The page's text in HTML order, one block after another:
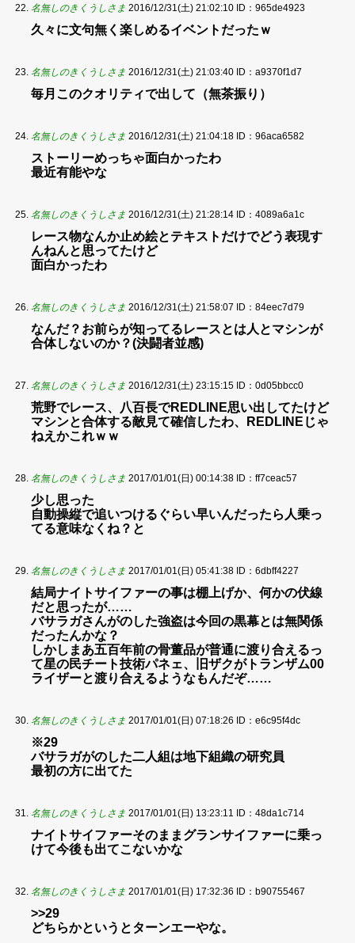
名無しのきくうしさま 2016/12/31(土) 21:02:10 ID：965de4923
久々に文句無く楽しめるイベントだったｗ
名無しのきくうしさま 2016/12/31(土) 21:03:40 ID：a9370f1d7
毎月このクオリティで出して（無茶振り）
名無しのきくうしさま 2016/12/31(土) 21:04:18 ID：96aca6582
ストーリーめっちゃ面白かったわ
最近有能やな
名無しのきくうしさま 2016/12/31(土) 21:28:14 ID：4089a6a1c
レース物なんか止め絵とテキストだけでどう表現す
んねんと思ってたけど
面白かったわ
名無しのきくうしさま 2016/12/31(土) 21:58:07 ID：84eec7d79
なんだ？お前らが知ってるレースとは人とマシンが
合体しないのか？(決闘者並感)
名無しのきくうしさま 2016/12/31(土) 23:15:15 ID：0d05bbcc0
荒野でレース、八百長でREDLINE思い出してたけど
マシンと合体する敵見て確信したわ、REDLINEじゃ
ねえかこれｗｗ
名無しのきくうしさま 2017/01/01(日) 00:14:38 ID：ff7ceac57
少し思った
自動操縦で追いつけるぐらい早いんだったら人乗っ
てる意味なくね？と
名無しのきくうしさま 2017/01/01(日) 05:41:38 ID：6dbff4227
結局ナイトサイファーの事は棚上げか、何かの伏線
だと思ったが……
バサラガさんがのした強盗は今回の黒幕とは無関係
だったんかな？
しかしまあ五百年前の骨董品が普通に渡り合えるっ
て星の民チート技術パネェ、旧ザクがトランザム00
ライザーと渡り合えるようなもんだぞ……
名無しのきくうしさま 2017/01/01(日) 07:18:26 ID：e6c95f4dc
※29
バサラガがのした二人組は地下組織の研究員
最初の方に出てた
名無しのきくうしさま 2017/01/01(日) 13:23:11 ID：48da1c714
ナイトサイファーそのままグランサイファーに乗っ
けて今後も出てこないかな
名無しのきくうしさま 2017/01/01(日) 17:32:36 ID：b90755467
>>29
どちらかというとターンエーやな。